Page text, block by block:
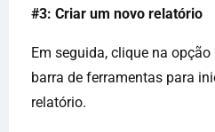
#3: Criar um novo relatório
Em seguida, clique na opção
barra de ferramentas para
relatório.